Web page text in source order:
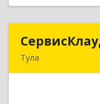
Тула